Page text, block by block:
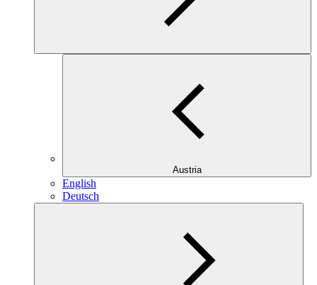
Austria
English
Deutsch